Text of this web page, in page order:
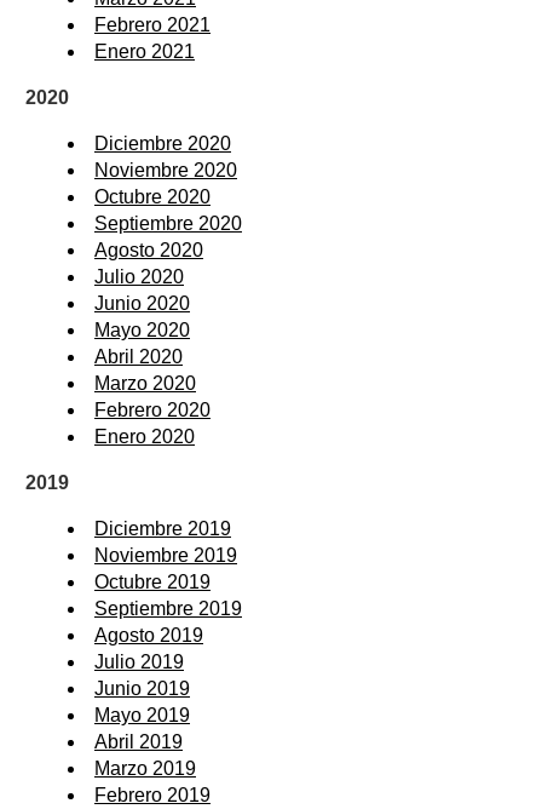
Febrero 2021
Enero 2021
2020
Diciembre 2020
Noviembre 2020
Octubre 2020
Septiembre 2020
Agosto 2020
Julio 2020
Junio 2020
Mayo 2020
Abril 2020
Marzo 2020
Febrero 2020
Enero 2020
2019
Diciembre 2019
Noviembre 2019
Octubre 2019
Septiembre 2019
Agosto 2019
Julio 2019
Junio 2019
Mayo 2019
Abril 2019
Marzo 2019
Febrero 2019